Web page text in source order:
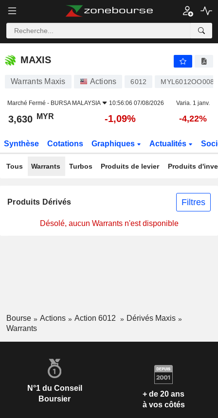
MAXIS
MAXIS
Warrants Maxis Actions 6012 MYL6012OO008
Marché Fermé - BURSA MALAYSIA 10:56:06 07/08/2026 Varia. 1 janv.
3,630 MYR -1,09% -4,22%
Synthèse Cotations Graphiques Actualités
Tous Warrants Turbos Produits de levier Produits
Produits Dérivés Filtres
Désolé, aucun Warrants n'est disponible
Bourse Actions Action 6012
Dérivés Maxis
Warrants
N°1 du Conseil
Boursier
+ de 20 ans
à vos côtés